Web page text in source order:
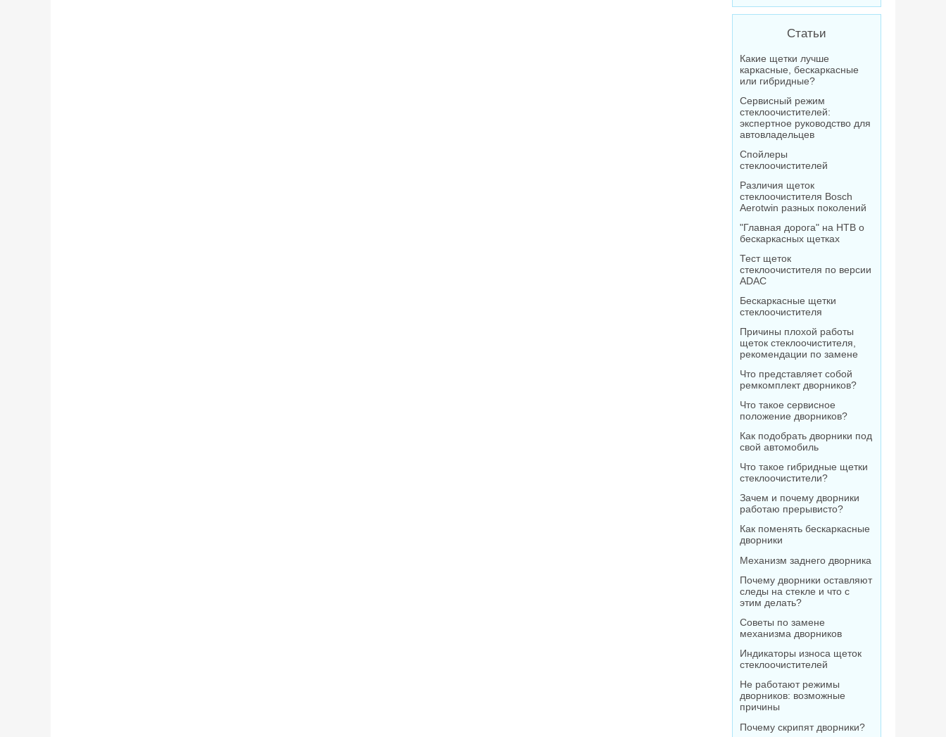
Статьи
Какие щетки лучше
каркасные, бескаркасные
или гибридные?
Сервисный режим
стеклоочистителей:
экспертное руководство для
автовладельцев
Спойлеры
стеклоочистителей
Различия щеток
стеклоочистителя Bosch
Aerotwin разных поколений
"Главная дорога" на НТВ о
бескаркасных щетках
Тест щеток
стеклоочистителя по версии
ADAC
Бескаркасные щетки
стеклоочистителя
Причины плохой работы
щеток стеклоочистителя,
рекомендации по замене
Что представляет собой
ремкомплект дворников?
Что такое сервисное
положение дворников?
Как подобрать дворники под
свой автомобиль
Что такое гибридные щетки
стеклоочистители?
Зачем и почему дворники
работаю прерывисто?
Как поменять бескаркасные
дворники
Механизм заднего дворника
Почему дворники оставляют
следы на стекле и что с
этим делать?
Советы по замене
механизма дворников
Индикаторы износа щеток
стеклоочистителей
Не работают режимы
дворников: возможные
причины
Почему скрипят дворники?